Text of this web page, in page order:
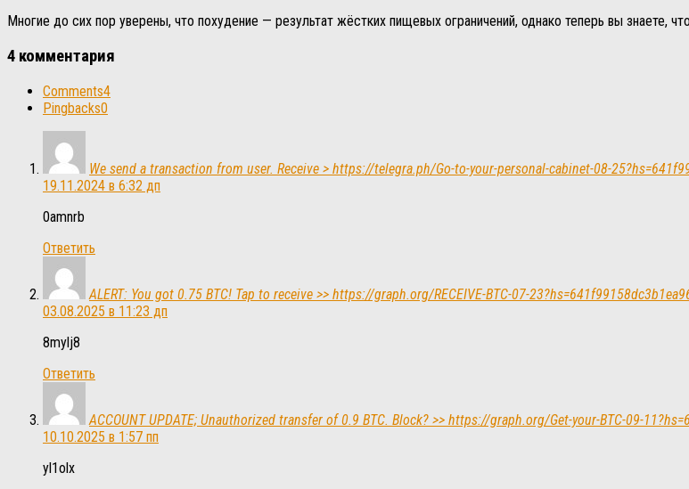
Многие до сих пор уверены, что похудение — результат жёстких пищевых ограничений, однако теперь вы знаете,
4 комментария
Comments4
Pingbacks0
We send a transaction from user. Receive > https://telegra.ph/Go-to-your-personal-cabinet-08-
19.11.2024 в 6:32 дп
0amnrb
Ответить
ALERT: You got 0.75 BTC! Tap to receive >> https://graph.org/RECEIVE-BTC-07-
03.08.2025 в 11:23 дп
8mylj8
Ответить
ACCOUNT UPDATE; Unauthorized transfer of 0.9 BTC. Block? >> https://graph.org/Get-your-BTC-09-
10.10.2025 в 1:57 пп
yl1olx